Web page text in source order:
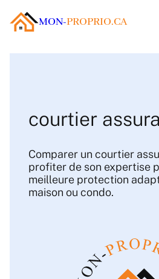
MON-PROPRIO.CA
courtier
Comparer un courtier
profiter de son expertise
meilleure protection
maison ou condo.